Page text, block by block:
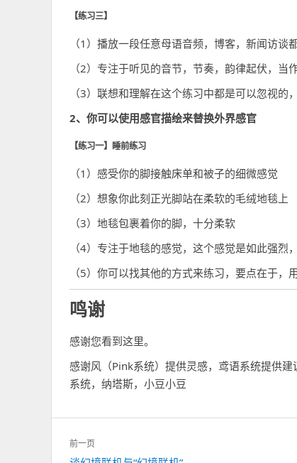
【练习三】
（1）播放一段任意母语音频，博客，新闻访谈
（2）专注于听见的音节，节奏，韵律起伏，
（3）联想和理解在这个练习中都是可以忽视的
2、你可以使用感官描绘来替换外界感官
【练习一】睡前练习
（1）感受你的脚接触床单和被子的细微感觉
（2）想象你此刻正光脚站在柔软的毛绒地毯上
（3）地毯包裹着你的脚，十分柔软
（4）专注于地毯的感觉，这个感觉是如此强
（5）你可以找其他的方式来练习，要点在于
鸣谢
感谢您看到这里。
感谢风（Pink系统）提供灵感，鸢语系统提供
系统，纳塔斯，小豆小豆
文
前一页